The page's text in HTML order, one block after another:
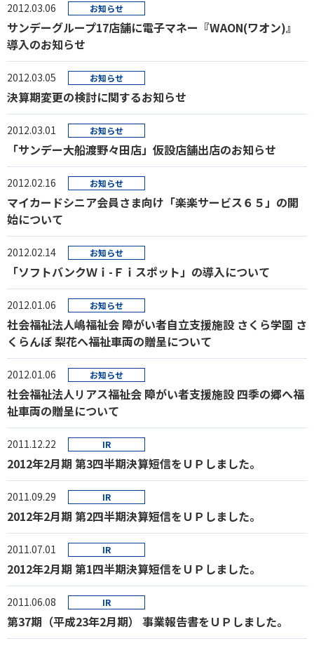
2012.03.06 お知らせ
サンデーグループ17店舗に電子マネー『WAON(ワオン)』
導入のお知らせ
2012.03.05 お知らせ
決算期変更の検討に関するお知らせ
2012.03.01 お知らせ
「サンデー大船渡野々田店」仮設店舗出店のお知らせ
2012.02.16 お知らせ
マイカードシニア会員さま向け「楽楽サービス６５」の開
始について
2012.02.14 お知らせ
「ソフトバンクＷｉ-Ｆｉスポット」の導入について
2012.01.06 お知らせ
社会福祉法人嶋福祉会 障がい者自立支援施設 さくら学園 さ
くらんぼ 梨花へ福祉車両の贈呈について
2012.01.06 お知らせ
社会福祉法人リアス福祉会 障がい者支援施設 四季の郷へ福
祉車両の贈呈について
2011.12.22 IR
2012年2月期 第3四半期決算短信をＵＰしました。
2011.09.29 IR
2012年2月期 第2四半期決算短信をＵＰしました。
2011.07.01 IR
2012年2月期 第1四半期決算短信をＵＰしました。
2011.06.08 IR
第37期（平成23年2月期） 事業報告書をＵＰしました。